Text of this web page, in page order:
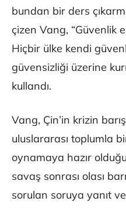
bundan bir ders
çizen Vang, “Güvenlik
Hiçbir ülke kendi
güvensizliği üzerine
kullandı.
Vang, Çin’in krizin
uluslararası toplumla
oynamaya hazır
savaş sonrası olası
sorulan soruya yanıt